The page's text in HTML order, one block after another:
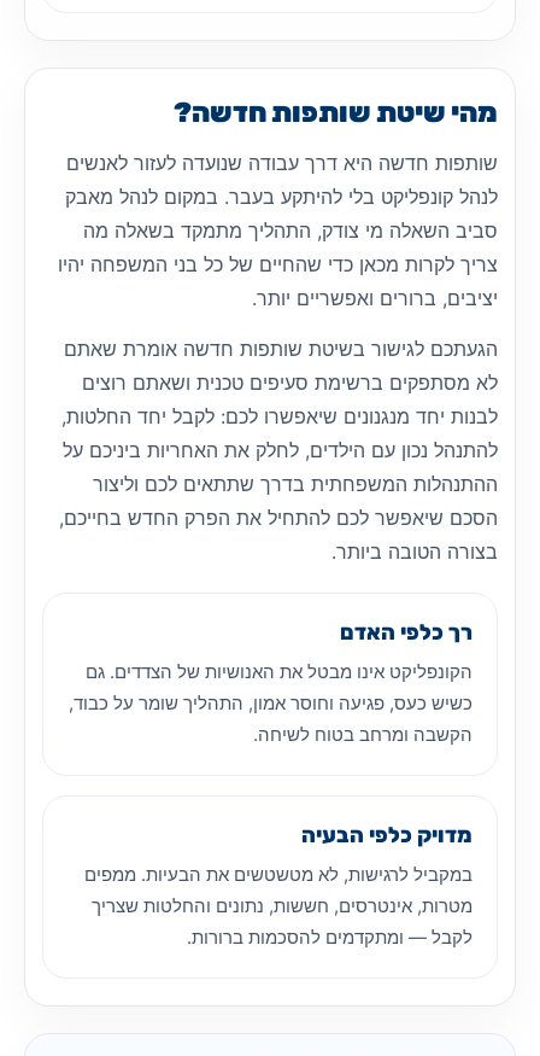
מהי שיטת שותפות חדשה?
שותפות חדשה היא דרך עבודה שנועדה לעזור לאנשים
לנהל קונפליקט בלי להיתקע בעבר. במקום לנהל מאבק
סביב השאלה מי צודק, התהליך מתמקד בשאלה מה
צריך לקרות מכאן כדי שהחיים של כל בני המשפחה יהיו
יציבים, ברורים ואפשריים יותר.
הגעתכם לגישור בשיטת שותפות חדשה אומרת שאתם
לא מסתפקים ברשימת סעיפים טכנית ושאתם רוצים
לבנות יחד מנגנונים שיאפשרו לכם: לקבל יחד החלטות,
להתנהל נכון עם הילדים, לחלק את האחריות ביניכם על
ההתנהלות המשפחתית בדרך שתתאים לכם וליצור
הסכם שיאפשר לכם להתחיל את הפרק החדש בחייכם,
בצורה הטובה ביותר.
רך כלפי האדם
הקונפליקט אינו מבטל את האנושיות של הצדדים. גם
כשיש כעס, פגיעה וחוסר אמון, התהליך שומר על כבוד,
הקשבה ומרחב בטוח לשיחה.
מדויק כלפי הבעיה
במקביל לרגישות, לא מטשטשים את הבעיות. ממפים
מטרות, אינטרסים, חששות, נתונים והחלטות שצריך
לקבל — ומתקדמים להסכמות ברורות.